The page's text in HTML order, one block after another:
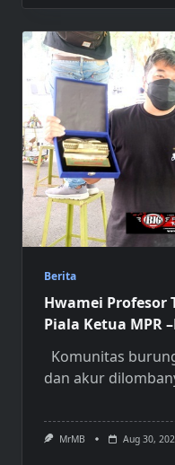
Berita
Hwamei Profesor
Piala Ketua MPR
Komunitas
dan akur
MrMB Aug 30,